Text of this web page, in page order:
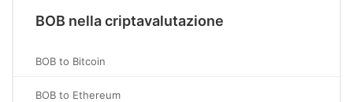
BOB nella criptavalutazione
BOB to Bitcoin
BOB to Ethereum